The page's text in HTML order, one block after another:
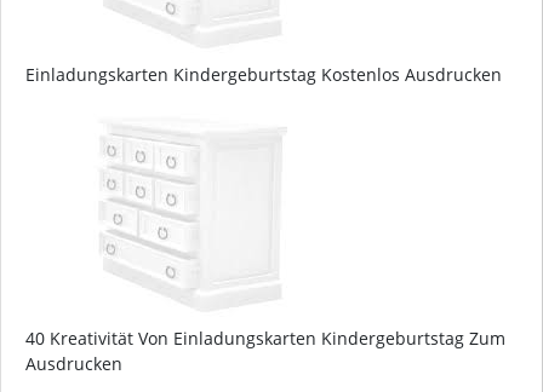
Einladungskarten Kindergeburtstag Kostenlos Ausdrucken
40 Kreativität Von Einladungskarten Kindergeburtstag Zum
Ausdrucken